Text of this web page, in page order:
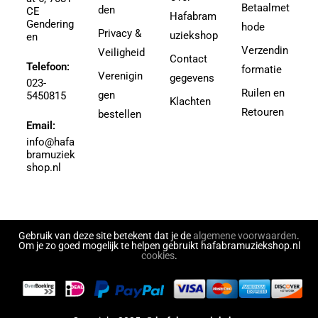
Agricole-Genin, Paul
Aguilar, Walter Leon
Aguilera, Christina
Ahbez, Eden
Ahle, Johann R.
Ahronheim, Albert
Airto Moreira Ramon Zenker
Aitken
Aitken, Robert
Al Hirt
Al-Odeh, Simon
Alain Silvestri
3.5
30
3e divisie
4
4,5
4,5 (3e divisie)
4.5
6
7
43497
43526
CE
Gendering
en
Telefoon:
023-
5450815
Email:
info@hafa
bramuziek
shop.nl
den
Privacy &
Veiligheid
Verenigin
gen
bestellen
Hafabram
uziekshop
Contact
gegevens
Klachten
Betaalmet
hode
Verzendin
formatie
Ruilen en
Retouren
Gebruik van deze site betekent dat je dealgemene voorwaarden.
Om je zo goed mogelijk te helpen gebruikt hafabramuziekshop.nl
cookies.